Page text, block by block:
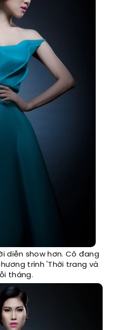
diễn show hơn. Cô đang
trình 'Thời trang và
tháng.